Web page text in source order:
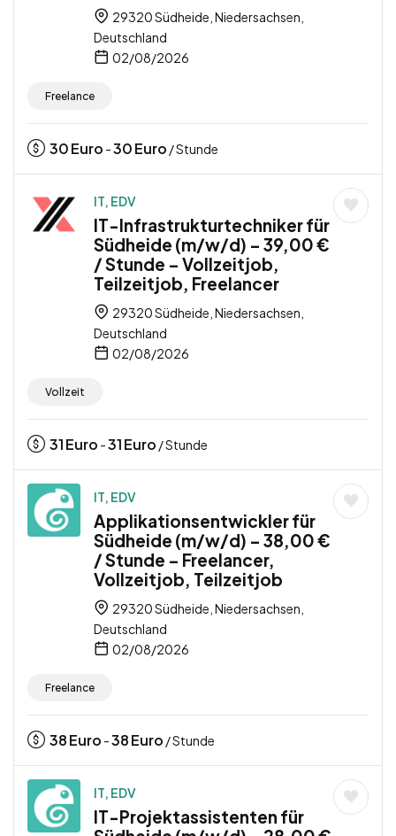
29320 Südheide, Niedersachsen,
Deutschland
02/08/2026
Freelance
30Euro -30Euro / Stunde
IT, EDV
IT-Infrastrukturtechniker für
Südheide (m/w/d) – 39,00 €
/ Stunde – Vollzeitjob,
Teilzeitjob, Freelancer
29320 Südheide, Niedersachsen,
Deutschland
02/08/2026
Vollzeit
31Euro -31Euro / Stunde
IT, EDV
Applikationsentwickler für
Südheide (m/w/d) – 38,00 €
/ Stunde – Freelancer,
Vollzeitjob, Teilzeitjob
29320 Südheide, Niedersachsen,
Deutschland
02/08/2026
Freelance
38Euro -38Euro / Stunde
IT, EDV
IT-Projektassistenten für